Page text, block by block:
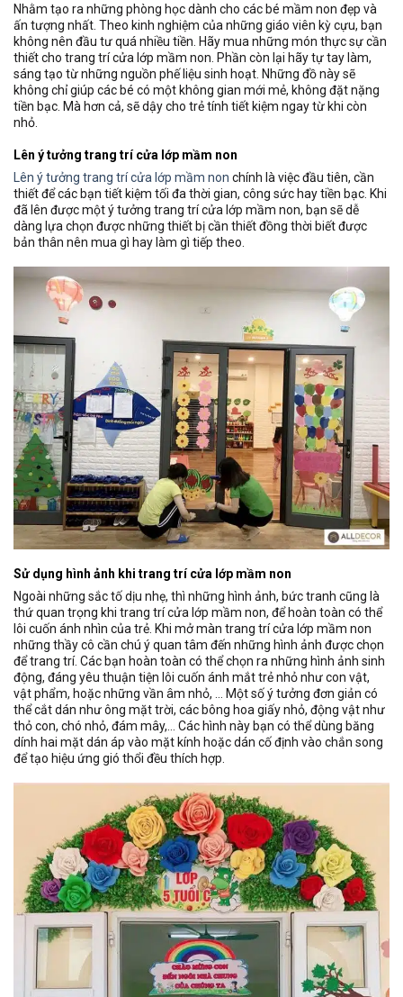
Nhằm tạo ra những phòng học dành cho các bé mầm non đẹp và
ấn tượng nhất. Theo kinh nghiệm của những giáo viên kỳ cựu, bạn
không nên đầu tư quá nhiều tiền. Hãy mua những món thực sự cần
thiết cho trang trí cửa lớp mầm non. Phần còn lại hãy tự tay làm,
sáng tạo từ những nguồn phế liệu sinh hoạt. Những đồ này sẽ
không chỉ giúp các bé có một không gian mới mẻ, không đặt nặng
tiền bạc. Mà hơn cả, sẽ dậy cho trẻ tính tiết kiệm ngay từ khi còn
nhỏ.
Lên ý tưởng trang trí cửa lớp mầm non
Lên ý tưởng trang trí cửa lớp mầm non chính là việc đầu tiên, cần
thiết để các bạn tiết kiệm tối đa thời gian, công sức hay tiền bạc. Khi
đã lên được một ý tưởng trang trí cửa lớp mầm non, bạn sẽ dễ
dàng lựa chọn được những thiết bị cần thiết đồng thời biết được
bản thân nên mua gì hay làm gì tiếp theo.
Sử dụng hình ảnh khi trang trí cửa lớp mầm non
Ngoài những sắc tố dịu nhẹ, thì những hình ảnh, bức tranh cũng là
thứ quan trọng khi trang trí cửa lớp mầm non, để hoàn toàn có thể
lôi cuốn ánh nhìn của trẻ. Khi mở màn trang trí cửa lớp mầm non
những thầy cô cần chú ý quan tâm đến những hình ảnh được chọn
để trang trí. Các bạn hoàn toàn có thể chọn ra những hình ảnh sinh
động, đáng yêu thuận tiện lôi cuốn ánh mắt trẻ nhỏ như con vật,
vật phẩm, hoặc những vần âm nhỏ, … Một số ý tưởng đơn giản có
thể cắt dán như ông mặt trời, các bông hoa giấy nhỏ, động vật như
thỏ con, chó nhỏ, đám mây,… Các hình này bạn có thể dùng băng
dính hai mặt dán áp vào mặt kính hoặc dán cố định vào chắn song
để tạo hiệu ứng gió thổi đều thích hợp.